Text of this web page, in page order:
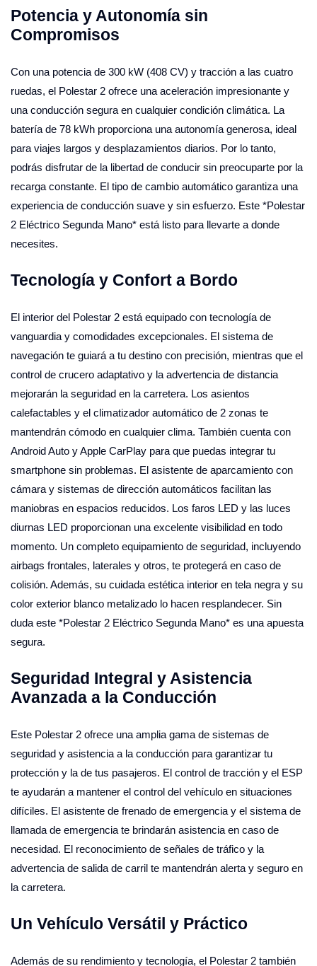
Potencia y Autonomía sin
Compromisos
Con una potencia de 300 kW (408 CV) y tracción a las cuatro
ruedas, el Polestar 2 ofrece una aceleración impresionante y
una conducción segura en cualquier condición climática. La
batería de 78 kWh proporciona una autonomía generosa, ideal
para viajes largos y desplazamientos diarios. Por lo tanto,
podrás disfrutar de la libertad de conducir sin preocuparte por la
recarga constante. El tipo de cambio automático garantiza una
experiencia de conducción suave y sin esfuerzo. Este *Polestar
2 Eléctrico Segunda Mano* está listo para llevarte a donde
necesites.
Tecnología y Confort a Bordo
El interior del Polestar 2 está equipado con tecnología de
vanguardia y comodidades excepcionales. El sistema de
navegación te guiará a tu destino con precisión, mientras que el
control de crucero adaptativo y la advertencia de distancia
mejorarán la seguridad en la carretera. Los asientos
calefactables y el climatizador automático de 2 zonas te
mantendrán cómodo en cualquier clima. También cuenta con
Android Auto y Apple CarPlay para que puedas integrar tu
smartphone sin problemas. El asistente de aparcamiento con
cámara y sistemas de dirección automáticos facilitan las
maniobras en espacios reducidos. Los faros LED y las luces
diurnas LED proporcionan una excelente visibilidad en todo
momento. Un completo equipamiento de seguridad, incluyendo
airbags frontales, laterales y otros, te protegerá en caso de
colisión. Además, su cuidada estética interior en tela negra y su
color exterior blanco metalizado lo hacen resplandecer. Sin
duda este *Polestar 2 Eléctrico Segunda Mano* es una apuesta
segura.
Seguridad Integral y Asistencia
Avanzada a la Conducción
Este Polestar 2 ofrece una amplia gama de sistemas de
seguridad y asistencia a la conducción para garantizar tu
protección y la de tus pasajeros. El control de tracción y el ESP
te ayudarán a mantener el control del vehículo en situaciones
difíciles. El asistente de frenado de emergencia y el sistema de
llamada de emergencia te brindarán asistencia en caso de
necesidad. El reconocimiento de señales de tráfico y la
advertencia de salida de carril te mantendrán alerta y seguro en
la carretera.
Un Vehículo Versátil y Práctico
Además de su rendimiento y tecnología, el Polestar 2 también